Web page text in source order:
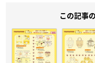
この記事